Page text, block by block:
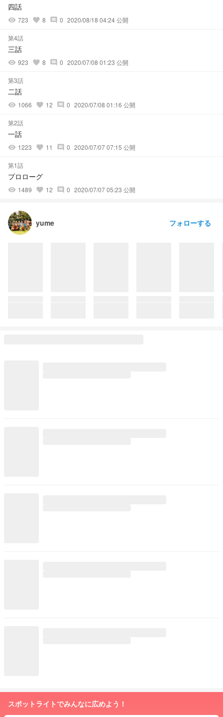
四話
visibility 723 favorite 8 comment 0 2020/08/18 04:24 公開
第4話
三話
visibility 923 favorite 8 comment 0 2020/07/08 01:23 公開
第3話
二話
visibility 1066 favorite 12 comment 0 2020/07/08 01:16 公開
第2話
一話
visibility 1223 favorite 11 comment 0 2020/07/07 07:15 公開
第1話
プロローグ
visibility 1489 favorite 12 comment 0 2020/07/07 05:23 公開
yume フォローする
スポットライトでみんなに広めよう！